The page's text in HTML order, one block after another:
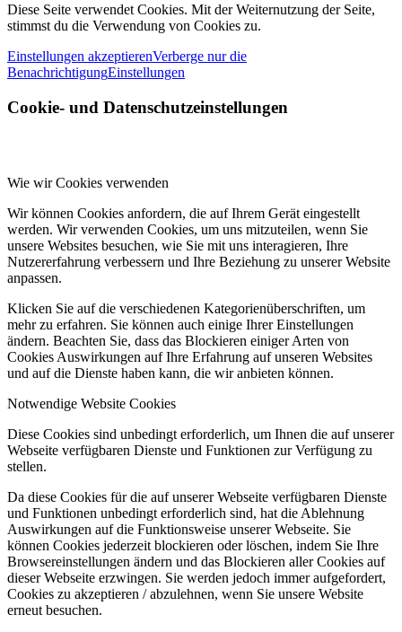
Diese Seite verwendet Cookies. Mit der Weiternutzung der Seite,
stimmst du die Verwendung von Cookies zu.
Einstellungen akzeptierenVerberge nur die
BenachrichtigungEinstellungen
Cookie- und Datenschutzeinstellungen
Wie wir Cookies verwenden
Wir können Cookies anfordern, die auf Ihrem Gerät eingestellt
werden. Wir verwenden Cookies, um uns mitzuteilen, wenn Sie
unsere Websites besuchen, wie Sie mit uns interagieren, Ihre
Nutzererfahrung verbessern und Ihre Beziehung zu unserer Website
anpassen.
Klicken Sie auf die verschiedenen Kategorienüberschriften, um
mehr zu erfahren. Sie können auch einige Ihrer Einstellungen
ändern. Beachten Sie, dass das Blockieren einiger Arten von
Cookies Auswirkungen auf Ihre Erfahrung auf unseren Websites
und auf die Dienste haben kann, die wir anbieten können.
Notwendige Website Cookies
Diese Cookies sind unbedingt erforderlich, um Ihnen die auf unserer
Webseite verfügbaren Dienste und Funktionen zur Verfügung zu
stellen.
Da diese Cookies für die auf unserer Webseite verfügbaren Dienste
und Funktionen unbedingt erforderlich sind, hat die Ablehnung
Auswirkungen auf die Funktionsweise unserer Webseite. Sie
können Cookies jederzeit blockieren oder löschen, indem Sie Ihre
Browsereinstellungen ändern und das Blockieren aller Cookies auf
dieser Webseite erzwingen. Sie werden jedoch immer aufgefordert,
Cookies zu akzeptieren / abzulehnen, wenn Sie unsere Website
erneut besuchen.